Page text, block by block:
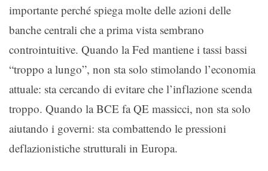
importante perché spiega molte delle azioni delle
banche centrali che a prima vista sembrano
controintuitive. Quando la Fed mantiene i tassi bassi
“troppo a lungo”, non sta solo stimolando l’economia
attuale: sta cercando di evitare che l’inflazione scenda
troppo. Quando la BCE fa QE massicci, non sta solo
aiutando i governi: sta combattendo le pressioni
deflazionistiche strutturali in Europa.